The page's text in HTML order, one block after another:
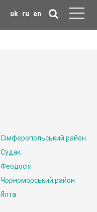
uk ru en
Сімферопольський район
Судак
Феодосія
Чорноморський район
Ялта